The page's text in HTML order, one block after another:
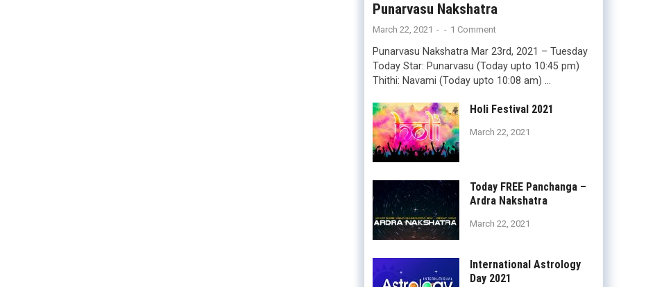
Punarvasu Nakshatra
March 22, 2021 - - 1 Comment
Punarvasu Nakshatra Mar 23rd, 2021 – Tuesday
Today Star: Punarvasu (Today upto 10:45 pm)
Thithi: Navami (Today upto 10:08 am) …
Holi Festival 2021
March 22, 2021
Today FREE Panchanga –
Ardra Nakshatra
March 22, 2021
International Astrology
Day 2021